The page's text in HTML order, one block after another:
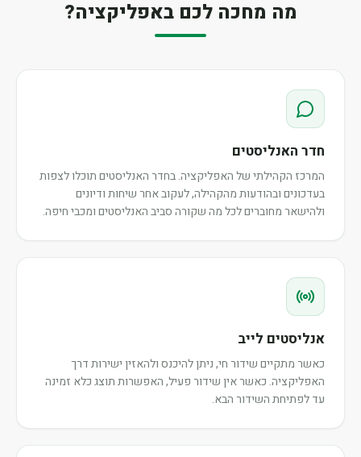
מה מחכה לכם באפליקציה?
חדר האנליסטים
המרכז הקהילתי של האפליקציה. בחדר האנליסטים תוכלו לצפות
בעדכונים ובהודעות מהקהילה, לעקוב אחר שיחות ודיונים
ולהישאר מחוברים לכל מה שקורה סביב האנליסטים ומכבי חיפה.
אנליסטים לייב
כאשר מתקיים שידור חי, ניתן להיכנס ולהאזין ישירות דרך
האפליקציה. כאשר אין שידור פעיל, האפשרות תוצג כלא זמינה
עד לפתיחת השידור הבא.